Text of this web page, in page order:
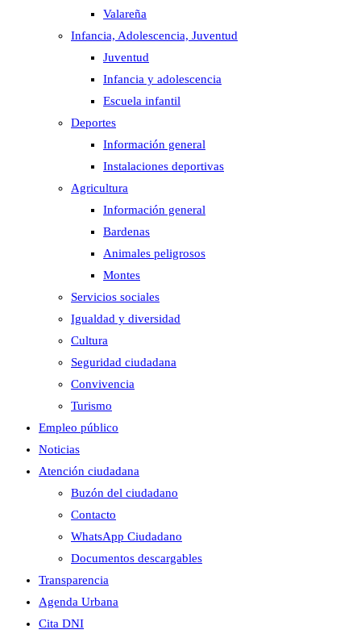
Valareña
Infancia, Adolescencia, Juventud
Juventud
Infancia y adolescencia
Escuela infantil
Deportes
Información general
Instalaciones deportivas
Agricultura
Información general
Bardenas
Animales peligrosos
Montes
Servicios sociales
Igualdad y diversidad
Cultura
Seguridad ciudadana
Convivencia
Turismo
Empleo público
Noticias
Atención ciudadana
Buzón del ciudadano
Contacto
WhatsApp Ciudadano
Documentos descargables
Transparencia
Agenda Urbana
Cita DNI